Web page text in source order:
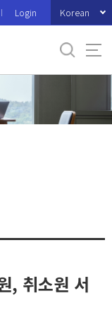
Login Korean
, 취소원 서